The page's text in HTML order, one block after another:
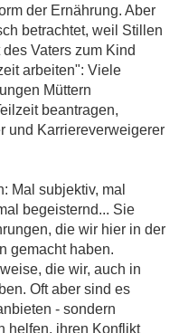
der Ernährung. Aber
betrachtet, weil Stillen
Vaters zum Kind
arbeiten": Viele
Müttern
beantragen,
und Karriereverweigerer
Mal subjektiv, mal
begeisternd... Sie
die wir hier in der
gemacht haben.
die wir, auch in
Oft aber sind es
- sondern
helfen, ihren Konflikt